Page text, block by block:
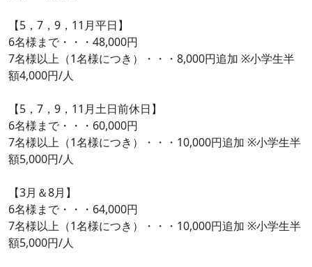
【5，7，9，11月平日】
6名様まで・・・48,000円
7名様以上（1名様につき）・・・8,000円追加 ※小学生半
額4,000円/人
【5，7，9，11月土日前休日】
6名様まで・・・60,000円
7名様以上（1名様につき）・・・10,000円追加 ※小学生半
額5,000円/人
【3月＆8月】
6名様まで・・・64,000円
7名様以上（1名様につき）・・・10,000円追加 ※小学生半
額5,000円/人